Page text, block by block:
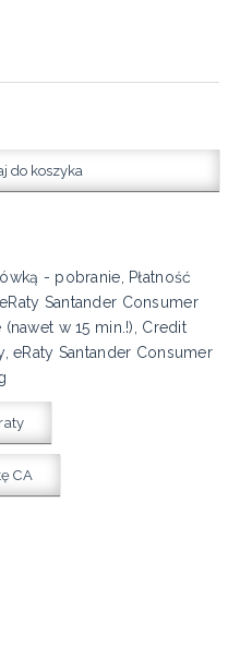
do koszyka
- pobranie, Płatność
Santander Consumer
(nawet w 15 min.!), Credit
eRaty Santander Consumer
CA